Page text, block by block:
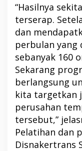
“Hasilnya
terserap.
dan
perbulan yang
sebanyak 160
Sekarang
berlangsung
kita targetkan
perusahan
tersebut,”
Pelatihan dan
Disnakertrans